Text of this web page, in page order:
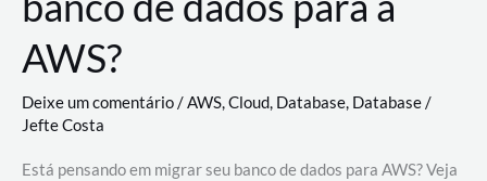
AWS?
Deixe um comentário/AWS,Cloud, Database, Database/
Jefte Costa
Está pensando em migrar seu banco de dados para AWS? Veja